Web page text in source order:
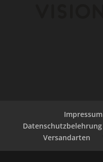
Impressum
Datenschutzbelehrung
Versandarten